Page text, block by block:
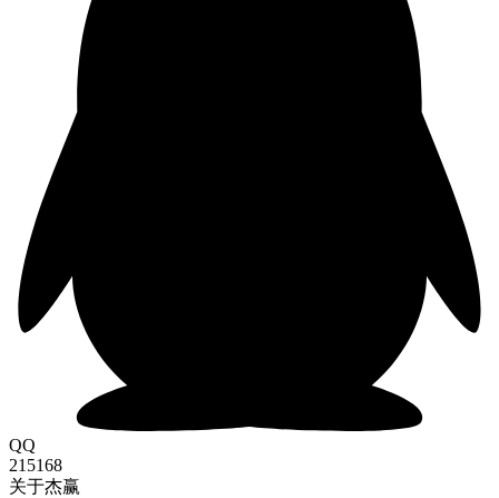
QQ
215168
关于杰赢